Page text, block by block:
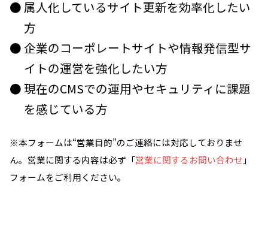
● 属人化しているサイト更新を効率化したい
方
● 企業のコーポレートサイトや情報発信型サ
イトの運営を強化したい方
● 現在のCMSでの運用やセキュリティに課題
を感じている方
※本フォームは“営業目的”のご連絡には対応しておりませ
ん。営業に関する内容は必ず「営業に関するお問い合わせ 」
フォームをご利用ください。